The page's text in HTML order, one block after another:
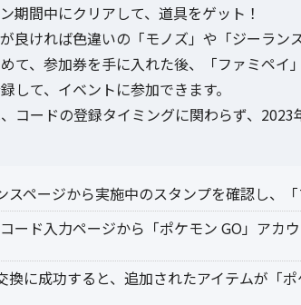
期間中にクリアして、道具をゲット！
良ければ色違いの「モノズ」や「ジーラン
て、参加券を手に入れた後、「ファミペ
して、イベントに参加できます。
コードの登録タイミングに関わらず、
スページから実施中のスタンプを確認し、
ード入力ページから「ポケモン GO」アカ
換に成功すると、追加されたアイテムが「